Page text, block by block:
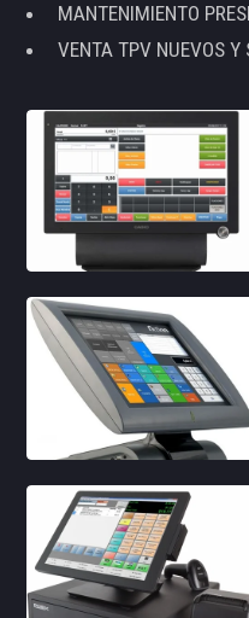
MANTENIMIENTO
VENTA TPV NUEVOS Y